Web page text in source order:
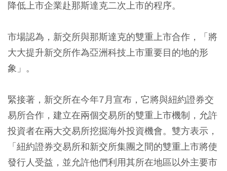
降低上市企業赴那斯達克二次上市的程序。
市場認為，新交所與那斯達克的雙重上市合作，「將
大大提升新交所作為亞洲科技上市重要目的地的形
象」。
緊接著，新交所在今年7月宣布，它將與紐約證券交
易所合作，建立在兩個交易所的雙重上市機制，允許
投資者在兩大交易所挖掘海外投資機會。雙方表示，
「紐約證券交易所和新交所集團之間的雙重上市將使
發行人受益，並允許他們利用其所在地區以外主要市